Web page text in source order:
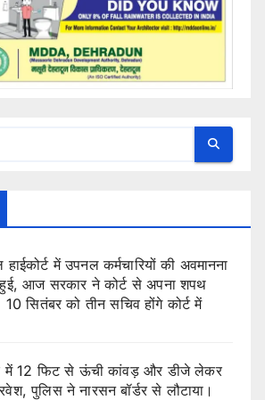
में उपनल कर्मचारियों की अवमानना
हुई, आज सरकार ने कोर्ट से अपना शपथ
सितंबर को तीन सचिव होंगे कोर्ट में
में 12 फिट से ऊंची कांवड़ और डीजे लेकर
पुलिस ने नारसन बॉर्डर से लौटाया।